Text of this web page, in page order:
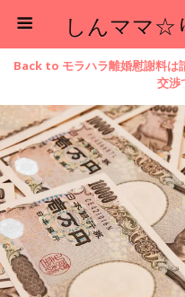
Back to モラハラ離婚慰謝料は
交渉